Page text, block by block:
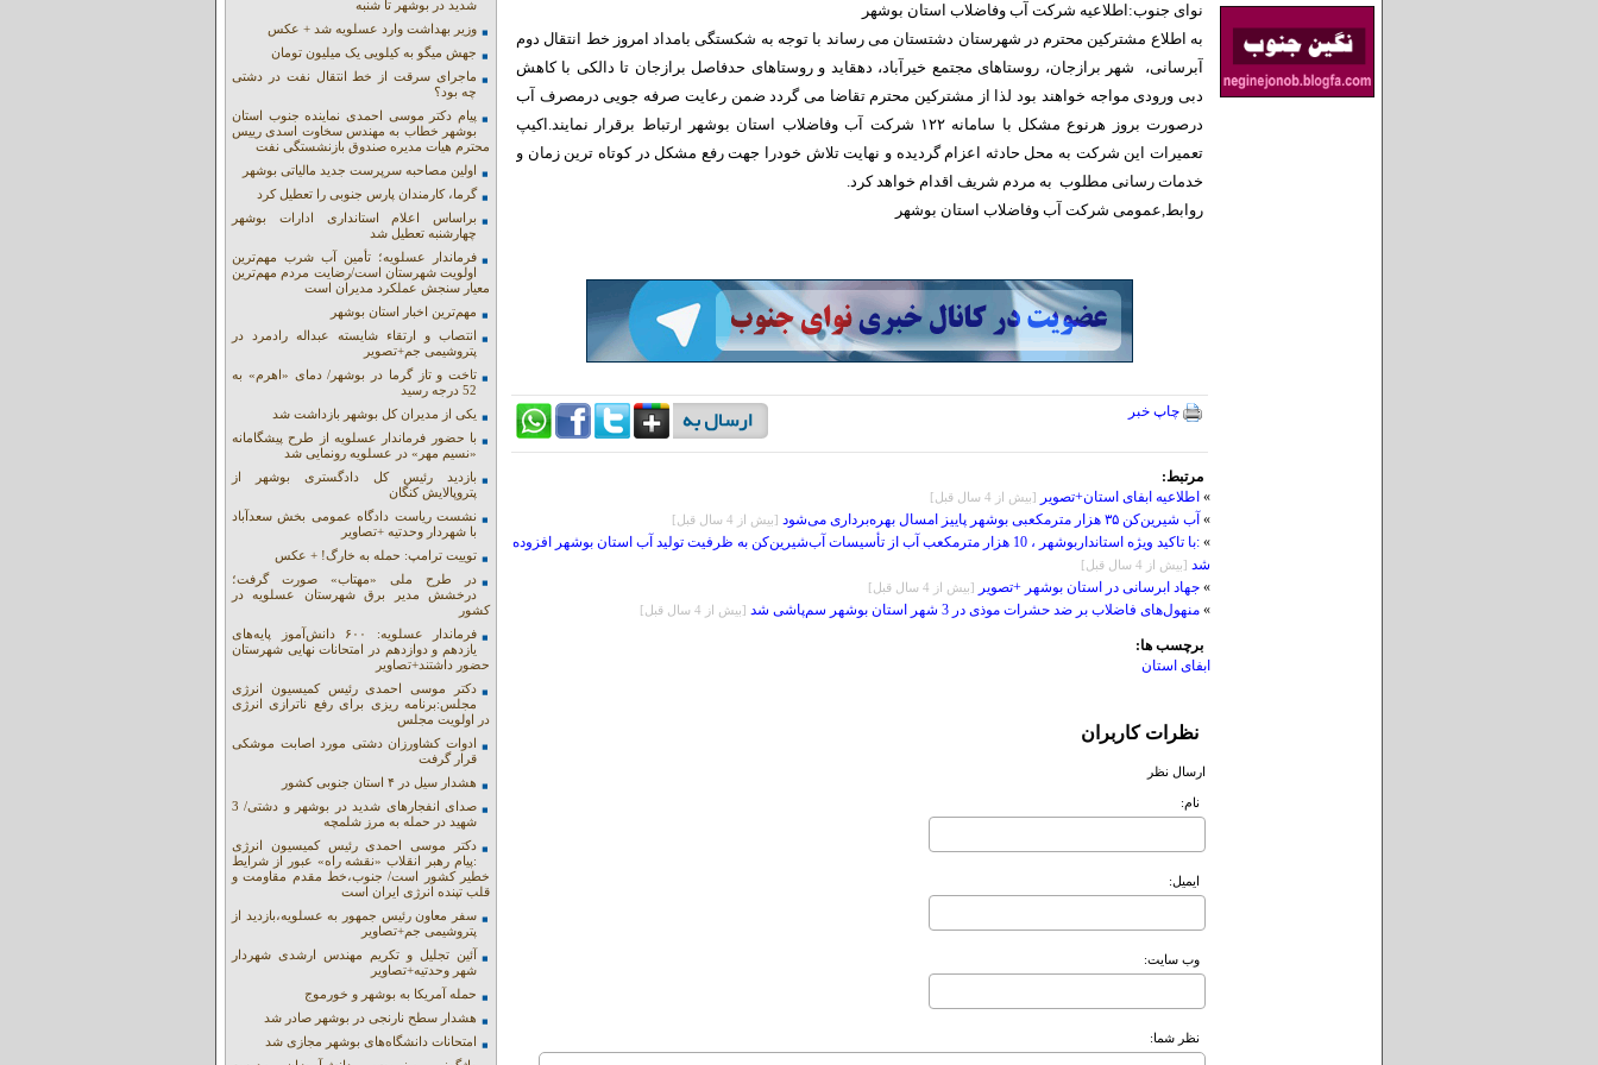
نوای جنوب:اطلاعیه شرکت آب وفاضلاب استان بوشهر
به اطلاع مشترکین محترم در شهرستان دشتستان می رساند با توجه به شکستگی بامداد امروز خط انتقال دوم
آبرسانی، شهر برازجان، روستاهای مجتمع خیرآباد، دهقاید و روستاهای حدفاصل برازجان تا دالکی با کاهش
دبی ورودی مواجه خواهند بود لذا از مشترکین محترم تقاضا می گردد ضمن رعایت صرفه جویی درمصرف آب
درصورت بروز هرنوع مشکل با سامانه ۱۲۲ شرکت آب وفاضلاب استان بوشهر ارتباط برقرار نمایند.اکیپ
تعمیرات این شرکت به محل حادثه اعزام گردیده و نهایت تلاش خودرا جهت رفع مشکل در کوتاه ترین زمان و
خدمات رسانی مطلوب به مردم شریف اقدام خواهد کرد.
روابط,عمومی شرکت آب وفاضلاب استان بوشهر
چاپ خبر
مرتبط:
» اطلاعیه ابفای استان+تصویر [بيش از 4 سال قبل]
» آب شیرین‌کن ۳۵ هزار مترمکعبی بوشهر پاییز امسال بهره‌برداری می‌شود [بيش از 4 سال قبل]
»
:با تاکید ویژه استانداربوشهر ، 10 هزار مترمکعب آب از تأسیسات آب‌شیرین‌کن به ظرفیت تولید آب استان بوشهر افزوده
شد [بيش از 4 سال قبل]
» جهاد ابرسانی در استان بوشهر +تصویر [بيش از 4 سال قبل]
» منهول‌های فاضلاب بر ضد حشرات موذی در 3 شهر استان بوشهر سم‌پاشی شد [بيش از 4 سال قبل]
برچسب ها:
ابفای استان
نظرات کاربران
ارسال نظر
نام:
ايميل:
وب سايت:
نظر شما:
شدید در بوشهر تا شنبه
وزیر بهداشت وارد عسلویه شد + عکس
جهش میگو به کیلویی یک میلیون تومان
ماجرای سرقت از خط انتقال نفت در دشتی
چه بود؟
پیام دکتر موسی احمدی نماینده جنوب استان
بوشهر خطاب به مهندس سخاوت اسدی رییس
محترم هیات مدیره صندوق بازنشستگی نفت
اولین مصاحبه سرپرست جدید مالیاتی بوشهر
گرما، کارمندان پارس جنوبی را تعطیل کرد
براساس اعلام استانداری ادارات بوشهر
چهارشنبه تعطیل شد
فرماندار عسلویه؛ تأمین آب شرب مهم‌ترین
اولویت شهرستان است/رضایت مردم مهم‌ترین
معیار سنجش عملکرد مدیران است
مهم‌ترین اخبار استان بوشهر
انتصاب و ارتقاء شایسته عبداله رادمرد در
پتروشیمی جم+تصویر
تاخت و تاز گرما در بوشهر/ دمای «اهرم» به
52 درجه رسید
یکی از مدیران کل بوشهر بازداشت شد
با حضور فرماندار عسلویه از طرح پیشگامانه
«نسیم مهر» در عسلویه رونمایی شد
بازدید رئیس کل دادگستری بوشهر از
پتروپالایش کنگان
نشست ریاست دادگاه عمومی بخش سعدآباد
با شهردار وحدتیه +تصاویر
توییت ترامپ: حمله به خارگ! + عکس
در طرح ملی «مهتاب» صورت گرفت؛
درخشش مدیر برق شهرستان عسلویه در
کشور
فرماندار عسلویه: ۶۰۰ دانش‌آموز پایه‌های
یازدهم و دوازدهم در امتحانات نهایی شهرستان
حضور داشتند+تصاویر
دکتر موسی احمدی رئیس کمیسیون انرژی
مجلس:برنامه ریزی برای رفع ناترازی انرژی
در اولویت مجلس
ادوات کشاورزان دشتی مورد اصابت موشکی
قرار گرفت
هشدار سیل در ۴ استان جنوبی کشور
صدای انفجارهای شدید در بوشهر و دشتی/ 3
شهید در حمله به مرز شلمچه
دکتر موسی احمدی رئیس کمیسیون انرژی
:پیام رهبر انقلاب «نقشه راه» عبور از شرایط
خطیر کشور است/ جنوب،خط مقدم مقاومت و
قلب تپنده انرژی ایران است
سفر معاون رئیس جمهور به عسلویه،بازدید از
پتروشیمی جم+تصاویر
آئین تجلیل و تکریم مهندس ارشدی شهردار
شهر وحدتیه+تصاویر
حمله آمریکا به بوشهر و خورموج
هشدار سطح نارنجی در بوشهر صادر شد
امتحانات دانشگاه‌های بوشهر مجازی شد